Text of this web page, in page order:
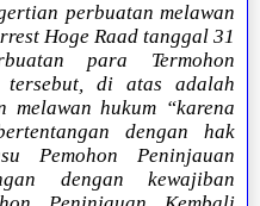
perbuatan melawan
Hoge Raad tanggal 31
para Termohon
tersebut, di atas adalah
melawan hukum “karena
dengan hak
Pemohon Peninjauan
dengan kewajiban